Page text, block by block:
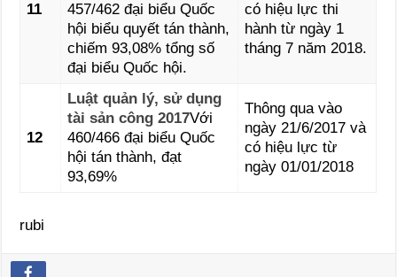
11
457/462 đại biểu Quốc
hội biểu quyết tán thành,
chiếm 93,08% tổng số
đại biểu Quốc hội.
có hiệu lực thi
hành từ ngày 1
tháng 7 năm 2018.
12
Luật quản lý, sử dụng
tài sản công 2017Với
460/466 đại biểu Quốc
hội tán thành, đạt
93,69%
Thông qua vào
ngày 21/6/2017 và
có hiệu lực từ
ngày 01/01/2018
rubi